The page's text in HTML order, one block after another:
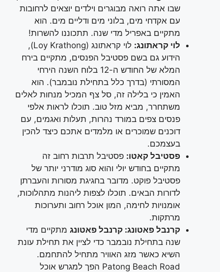
שבו אתה רואה מבוגרים וילדים יוצאים לרחובות
עם אקדחי מים, בלוני מים ודליים מים. הוא
מתקיים באפריל מדי שנה. תתכוננו להשרות!
לוי קראתונג:
לוי קראתונג (Loy Krathong),
הידוע גם בשם פסטיבל הפנסים, מתקיים בירח
המלא של החודש ה-12 בלוח השנה הירחי
המסורתי (בדרך כלל בתחילת נובמבר). הוא
האמין כי בלילה זה, סל צף המכיל מנחות לאלים
משתחרר, מביא מזל טוב. תוכלו לראות אלפי
פנסים צפים במורד נהרות, תעלות ואגמים, עם
דוכנים שמוכרים או מלמדים אתכם כיצד להכין
בעצמכם.
פסטיבל קאטו: פסטיבל תרבות רחוב זה
מתקיים בחודש יולי והוא סוג מודרני יותר של
פסטיבל פוקט. מדובר בחגיגת מסורות והעברתן
לדורות הבאים. תוכלו לצפות ליהנות מתהלוכות,
אומנויות לחימה, המון אוכל רחוב ותערוכות
מרתקות.
קרנבל פאטונג: קרנבל פאטונג מתקיים מדי
שנה בתחילת נובמבר כדי לציין את תחילת עונת
השיא כאשר מזג האוויר מתחיל להתחמם.
Patong Beach Road הפך למגרש אוכל